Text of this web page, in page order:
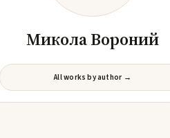
Микола Вороний
All works by author →